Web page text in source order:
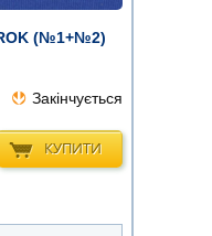
(№1+№2)
Закінчується
КУПИТИ